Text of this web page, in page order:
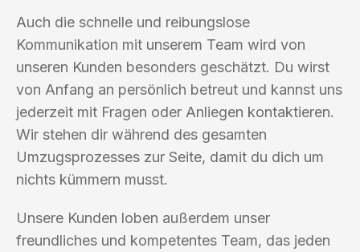
Auch die schnelle und reibungslose
Kommunikation mit unserem Team wird von
unseren Kunden besonders geschätzt. Du wirst
von Anfang an persönlich betreut und kannst uns
jederzeit mit Fragen oder Anliegen kontaktieren.
Wir stehen dir während des gesamten
Umzugsprozesses zur Seite, damit du dich um
nichts kümmern musst.
Unsere Kunden loben außerdem unser
freundliches und kompetentes Team, das jeden